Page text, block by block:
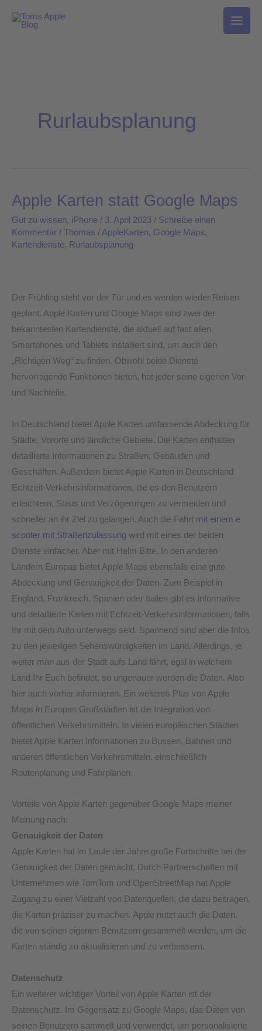
Inhalt
Rurlaubsplanung
Apple Karten statt Google Maps
Gut zu wissen, iPhone / 3. April 2023 / Schreibe einen
Kommentar / Thomas / AppleKarten, Google Maps,
Kartendienste, Rurlaubsplanung
Der Frühling steht vor der Tür und es werden wieder Reisen
geplant. Apple Karten und Google Maps sind zwei der
bekanntesten Kartendienste, die aktuell auf fast allen
Smartphones und Tablets installiert sind, um auch den
„Richtigen Weg“ zu finden. Obwohl beide Dienste
hervorragende Funktionen bieten, hat jeder seine eigenen Vor-
und Nachteile.
In Deutschland bietet Apple Karten umfassende Abdeckung für
Städte, Vororte und ländliche Gebiete. Die Karten enthalten
detaillierte Informationen zu Straßen, Gebäuden und
Geschäften. Außerdem bietet Apple Karten in Deutschland
Echtzeit-Verkehrsinformationen, die es den Benutzern
erleichtern, Staus und Verzögerungen zu vermeiden und
schneller an ihr Ziel zu gelangen. Auch die Fahrt mit einem e
scooter mit Straßenzulassung wird mit eines der beiden
Dienste einfacher. Aber mit Helm Bitte. In den anderen
Ländern Europas bietet Apple Maps ebensfalls eine gute
Abdeckung und Genauigkeit der Daten. Zum Beispiel in
England, Frankreich, Spanien oder Italien gibt es informative
und detaillierte Karten mit Echtzeit-Verkehrsinformationen, falls
Ihr mit dem Auto unterwegs seid. Spannend sind aber die Infos
zu den jeweiligen Sehenswürdigkeiten im Land. Allerdings, je
weiter man aus der Stadt aufs Land fährt, egal in welchem
Land Ihr Euch befindet, so ungenauer werden die Daten. Also
hier auch vorher informieren. Ein weiteres Plus von Apple
Maps in Europas Großstädten ist die Integration von
öffentlichen Verkehrsmitteln. In vielen europäischen Städten
bietet Apple Karten Informationen zu Bussen, Bahnen und
anderen öffentlichen Verkehrsmitteln, einschließlich
Routenplanung und Fahrplänen.
Vorteile von Apple Karten gegenüber Google Maps meiner
Meinung nach:
Genauigkeit der Daten
Apple Karten hat im Laufe der Jahre große Fortschritte bei der
Genauigkeit der Daten gemacht. Durch Partnerschaften mit
Unternehmen wie TomTom und OpenStreetMap hat Apple
Zugang zu einer Vielzahl von Datenquellen, die dazu beitragen,
die Karten präziser zu machen. Apple nutzt auch die Daten,
die von seinen eigenen Benutzern gesammelt werden, um die
Karten ständig zu aktualisieren und zu verbessern.
Datenschutz
Ein weiterer wichtiger Vorteil von Apple Karten ist der
Datenschutz. Im Gegensatz zu Google Maps, das Daten von
seinen Benutzern sammelt und verwendet, um personalisierte
Apple
statt
Google